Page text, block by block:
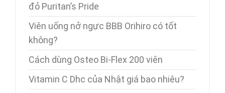
đỏ Puritan’s Pride
Viên uống nở ngực BBB Orihiro có tốt
không?
Cách dùng Osteo Bi-Flex 200 viên
Vitamin C Dhc của Nhật giá bao nhiêu?